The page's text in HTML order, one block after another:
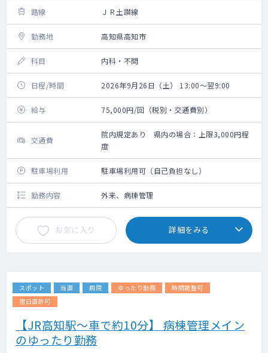
路線 ＪＲ土讃線
勤務地 高知県高知市
科目 内科・不問
日程/時間 2026年9月26日（土） 13:00～翌9:00
給与 75,000円/回（税別・交通費別）
交通費
院内規定あり 県内の場合：上限3,000円程
度
駐車場利用 駐車場利用可（自己負担なし）
勤務内容 外来、病棟管理
お気に入り 詳細をみる
スポット 当直 病院 ゆったり勤務
時間調整可
宿日直許可
【JR高知駅～車で約10分】 病棟管理メイン
のゆったり勤務